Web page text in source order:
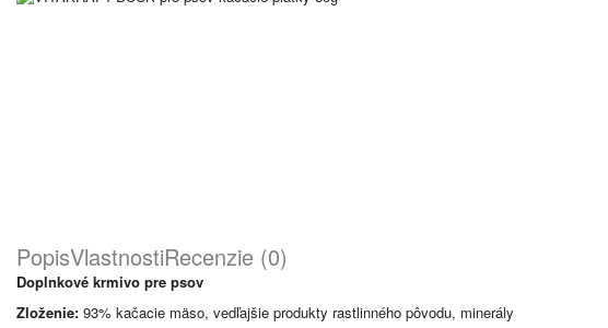
PopisVlastnostiRecenzie (0)
Doplnkové krmivo pre psov
Zloženie: 93% kačacie mäso, vedľajšie produkty rastlinného pôvodu, minerály